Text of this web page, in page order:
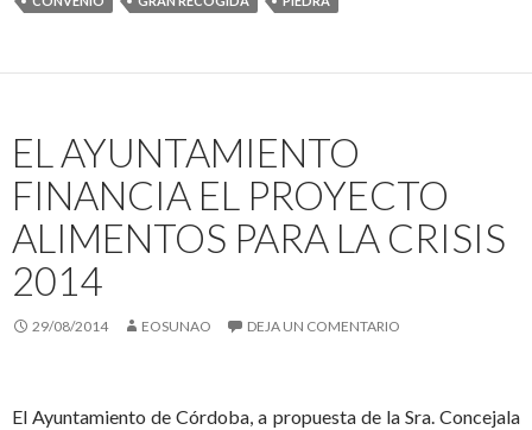
EL AYUNTAMIENTO
FINANCIA EL PROYECTO
ALIMENTOS PARA LA CRISIS
2014
29/08/2014 EOSUNAO DEJA UN COMENTARIO
El Ayuntamiento de Córdoba, a propuesta de la Sra. Concejala